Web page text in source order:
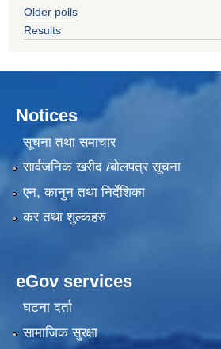
Older polls
Results
Notices
सूचना तथा समाचार
सार्वजनिक खरीद /बोलपत्र सूचना
एन, कानुन तथा निर्देशिका
कर तथा शुल्कहरु
eGov services
घटना दर्ता
सामाजिक सुरक्षा